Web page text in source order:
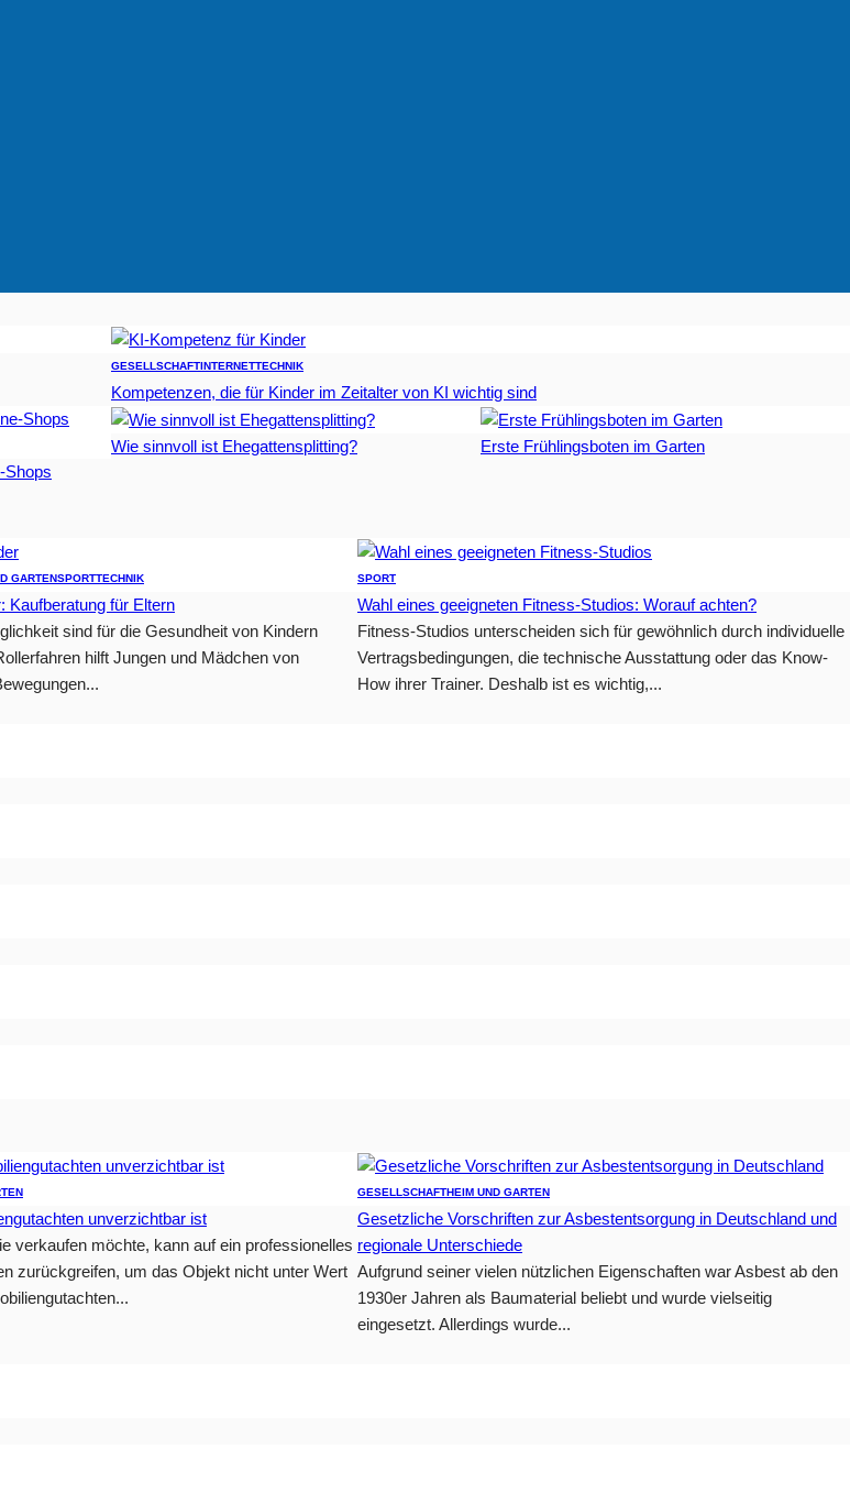
GESELLSCHAFTINTERNETTECHNIK
Kompetenzen, die für Kinder im Zeitalter von KI wichtig sind
Shops
Wie sinnvoll ist Ehegattensplitting? Erste Frühlingsboten im Garten
GARTENSPORTTECHNIK
Kaufberatung für Eltern
sind für die Gesundheit von Kindern
hilft Jungen und Mädchen von
SPORT
Wahl eines geeigneten Fitness-Studios: Worauf achten?
Fitness-Studios unterscheiden sich für gewöhnlich durch individuelle
Vertragsbedingungen, die technische Ausstattung oder das Know-
How ihrer Trainer. Deshalb ist es wichtig,...
unverzichtbar ist
verkaufen möchte, kann auf ein professionelles
zurückgreifen, um das Objekt nicht unter Wert
GESELLSCHAFTHEIM UND GARTEN
Gesetzliche Vorschriften zur Asbestentsorgung in Deutschland und
regionale Unterschiede
Aufgrund seiner vielen nützlichen Eigenschaften war Asbest ab den
1930er Jahren als Baumaterial beliebt und wurde vielseitig
eingesetzt. Allerdings wurde...